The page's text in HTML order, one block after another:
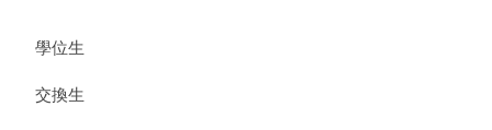
學位生
交換生